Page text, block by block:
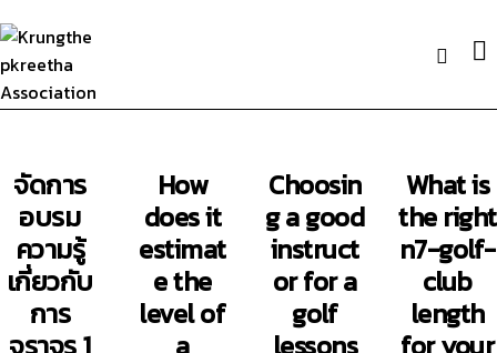
จัดการ
อบรม
ความรู้
เกี่ยวกับ
การ
How
does it
estimat
e the
level of
Choosin
g a good
instruct
or for a
golf
What is
the right
n7-golf-
club
length